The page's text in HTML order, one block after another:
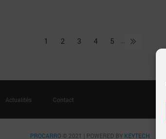
1 2 3 4 5
Actualités Contact
PROCARRO© 2021 | POWERED BY KEYTECH